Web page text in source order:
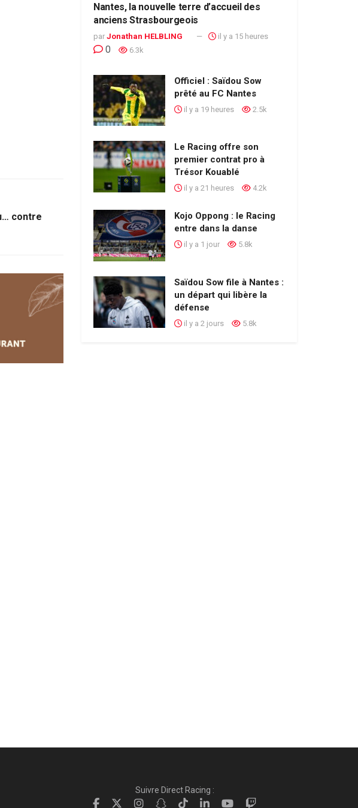
contre
Nantes, la nouvelle terre d’accueil des
anciens Strasbourgeois
par Jonathan HELBLING il y a 15 heures
0 6.3k
Officiel : Saïdou Sow
prêté au FC Nantes
il y a 19 heures 2.5k
Le Racing offre son
premier contrat pro à
Trésor Kouablé
il y a 21 heures 4.2k
Kojo Oppong : le Racing
entre dans la danse
il y a 1 jour 5.8k
Saïdou Sow file à Nantes :
un départ qui libère la
défense
il y a 2 jours 5.8k
Suivre Direct Racing :